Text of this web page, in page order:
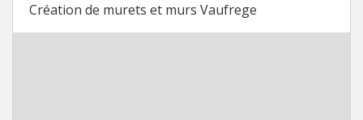
Création de murets et murs Vaufrege